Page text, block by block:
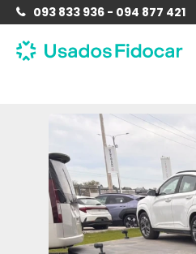
093 833 936 - 094 877 421